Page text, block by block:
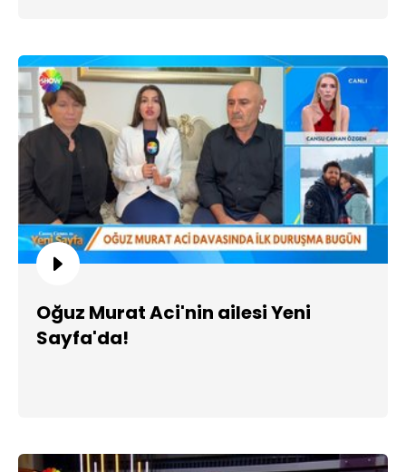
Oğuz Murat Aci'nin ailesi Yeni
Sayfa'da!